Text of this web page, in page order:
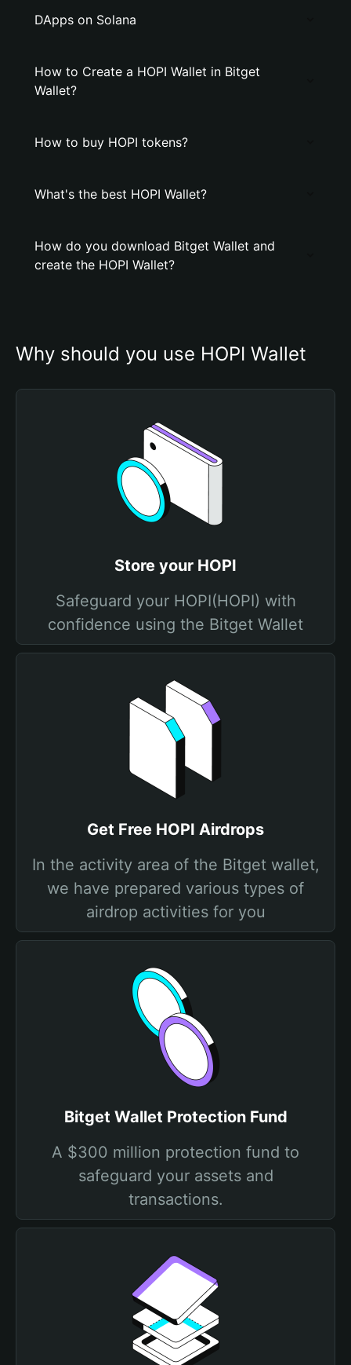
DApps on Solana
How to Create a HOPI Wallet in Bitget
Wallet?
How to buy HOPI tokens?
What's the best HOPI Wallet?
How do you download Bitget Wallet and
create the HOPI Wallet?
Why should you use HOPI Wallet
Store your HOPI
Safeguard your HOPI(HOPI) with
confidence using the Bitget Wallet
Get Free HOPI Airdrops
In the activity area of the Bitget wallet,
we have prepared various types of
airdrop activities for you
Bitget Wallet Protection Fund
A $300 million protection fund to
safeguard your assets and
transactions.